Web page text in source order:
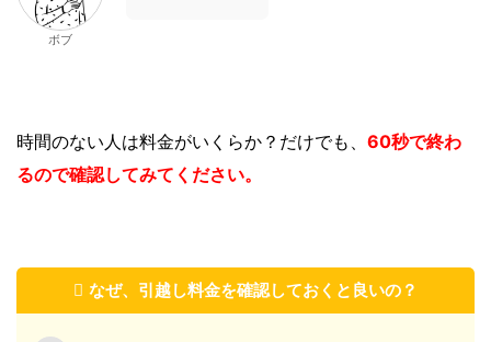
ボブ
時間のない人は料金がいくらか？ だけでも、 60秒で終わ
るので確認してみてください。
なぜ、引越し料金を確認しておくと良いの？